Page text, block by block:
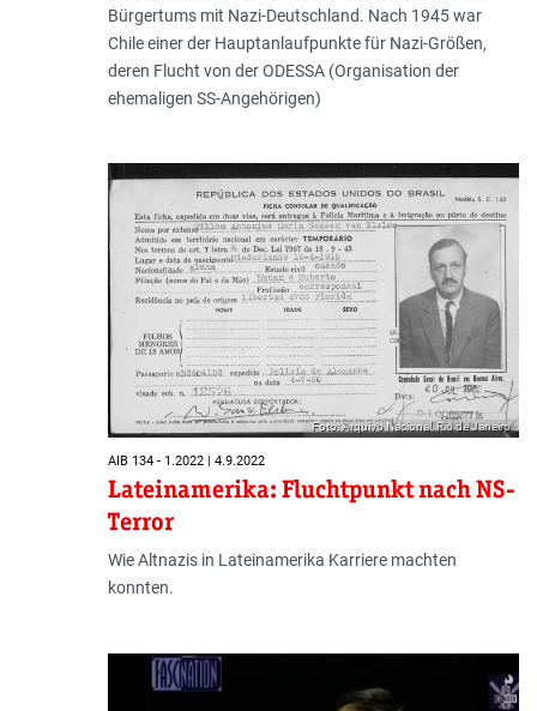
Bürgertums mit Nazi-Deutschland. Nach 1945 war
Chile einer der Hauptanlaufpunkte für Nazi-Größen,
deren Flucht von der ODESSA (Organisation der
ehemaligen SS-Angehörigen)
Foto: Arquivo Nacional, Rio de Janeiro
AIB 134 - 1.2022 | 4.9.2022
Lateinamerika: Fluchtpunkt nach NS-
Terror
Wie Altnazis in Lateinamerika Karriere machten
konnten.